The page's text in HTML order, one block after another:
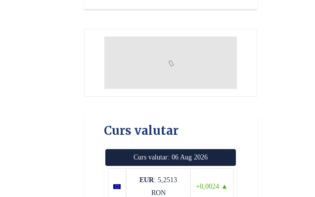
Curs valutar
Curs valutar: 06 Aug 2026
EUR: 5,2513
RON
+0,0024 ▲